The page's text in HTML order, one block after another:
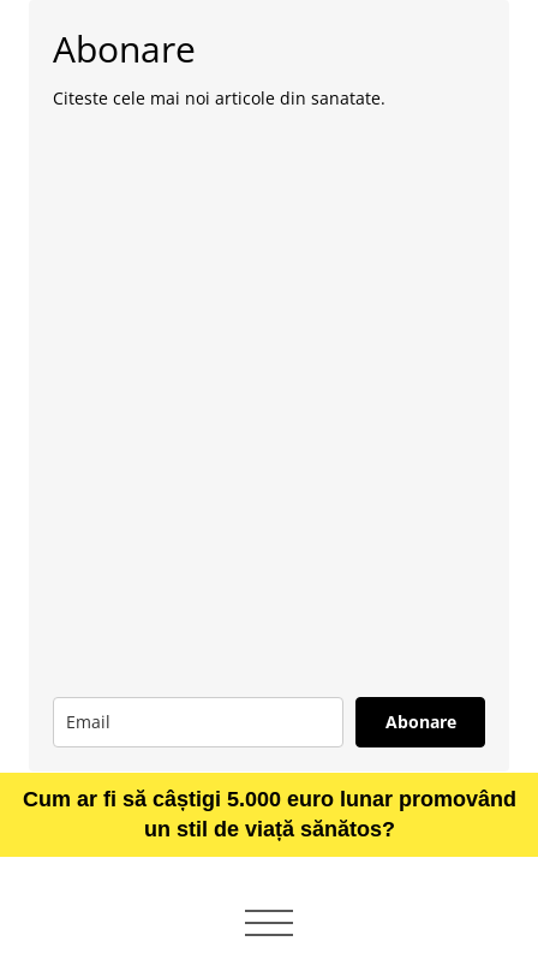
Abonare
Citeste cele mai noi articole din sanatate.
Abonare
Cum ar fi să câștigi 5.000 euro lunar promovând
un stil de viață sănătos?